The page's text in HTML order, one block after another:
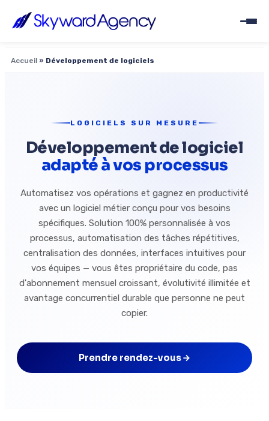
Accueil » Développement de logiciels
LOGICIELS SUR MESURE
Développement de logiciel
adapté à vos processus
Automatisez vos opérations et gagnez en productivité
avec un logiciel métier conçu pour vos besoins
spécifiques. Solution 100% personnalisée à vos
processus, automatisation des tâches répétitives,
centralisation des données, interfaces intuitives pour
vos équipes — vous êtes propriétaire du code, pas
d'abonnement mensuel croissant, évolutivité illimitée et
avantage concurrentiel durable que personne ne peut
copier.
Prendre rendez-vous